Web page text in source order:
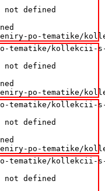
not defined
po-tematike/
tematike/kollekcii-
not defined
po-tematike/
tematike/kollekcii-s-
not defined
po-tematike/
tematike/kollekcii-
not defined